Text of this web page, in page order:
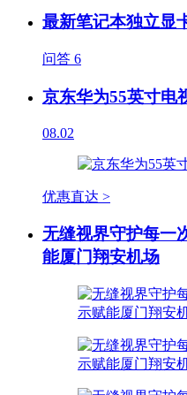
最新笔记本独立显
问答 6
京东华为55英寸电
08.02
优惠直达 >
无缝视界守护每一
能厦门翔安机场